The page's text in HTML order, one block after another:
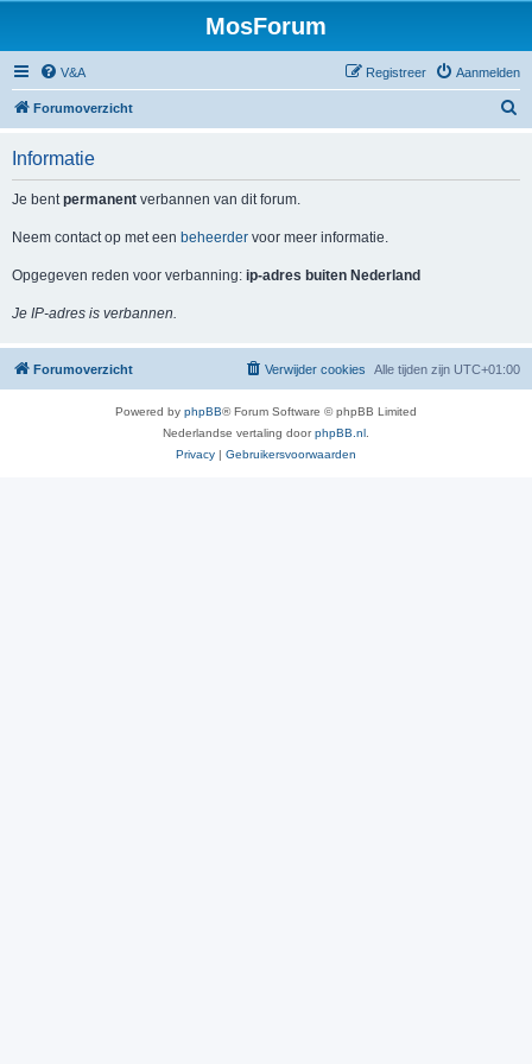
MosForum
V&A Aanmelden
Registreer
Forumoverzicht
Informatie
Je bentpermanent verbannen van dit forum.
Neem contact op met een beheerder voor meer informatie.
Opgegeven reden voor verbanning: ip-adres buiten Nederland
Je IP-adres is verbannen.
Forumoverzicht Alle tijden zijn UTC+01:00
Verwijder cookies
Powered by phpBB® Forum Software © phpBB Limited
Nederlandse vertaling doorphpBB.nl
Privacy | Gebruikersvoorwaarden